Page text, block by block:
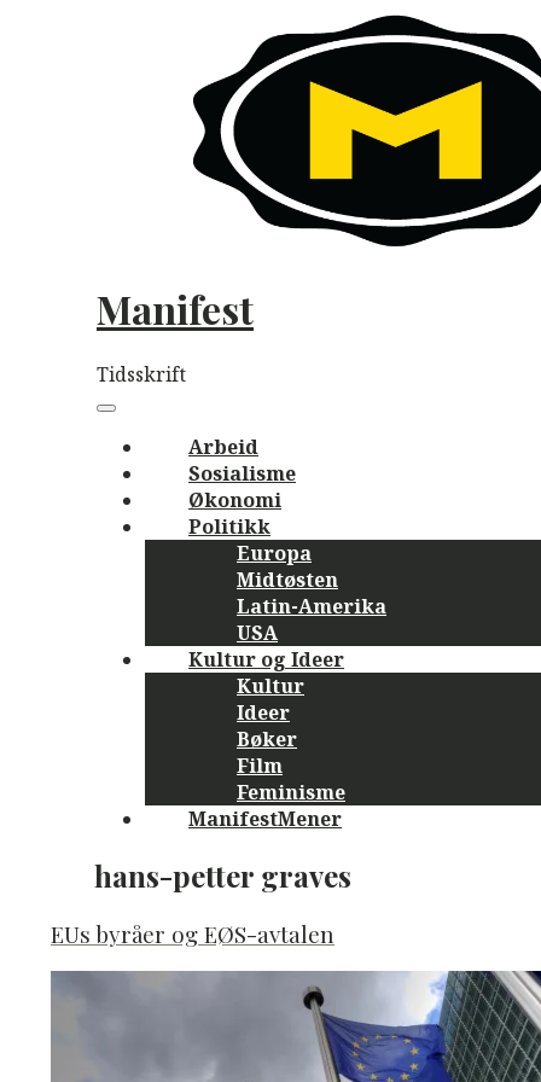
Manifest
Tidsskrift
navigation
Menu
Arbeid
Sosialisme
Økonomi
Politikk
Europa
Midtøsten
Latin-Amerika
USA
Kultur og Ideer
Kultur
Ideer
Bøker
Film
Feminisme
ManifestMener
hans-petter graves
EUs byråer og EØS-avtalen